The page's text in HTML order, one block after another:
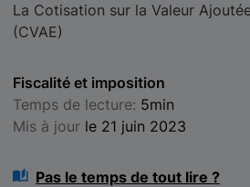
La Cotisation sur la Valeur
(CVAE)
Fiscalité et imposition
Temps de lecture: 5min
Mis à jour le 21 juin 2023
Pas le temps de tout lire ?